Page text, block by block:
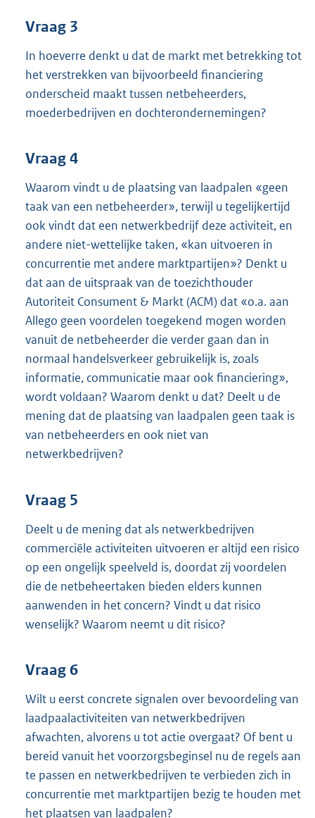
Vraag 3
In hoeverre denkt u dat de markt met betrekking tot
het verstrekken van bijvoorbeeld financiering
onderscheid maakt tussen netbeheerders,
moederbedrijven en dochterondernemingen?
Vraag 4
Waarom vindt u de plaatsing van laadpalen «geen
taak van een netbeheerder», terwijl u tegelijkertijd
ook vindt dat een netwerkbedrijf deze activiteit, en
andere niet-wettelijke taken, «kan uitvoeren in
concurrentie met andere marktpartijen»? Denkt u
dat aan de uitspraak van de toezichthouder
Autoriteit Consument & Markt (ACM) dat «o.a. aan
Allego geen voordelen toegekend mogen worden
vanuit de netbeheerder die verder gaan dan in
normaal handelsverkeer gebruikelijk is, zoals
informatie, communicatie maar ook financiering»,
wordt voldaan? Waarom denkt u dat? Deelt u de
mening dat de plaatsing van laadpalen geen taak is
van netbeheerders en ook niet van
netwerkbedrijven?
Vraag 5
Deelt u de mening dat als netwerkbedrijven
commerciële activiteiten uitvoeren er altijd een risico
op een ongelijk speelveld is, doordat zij voordelen
die de netbeheertaken bieden elders kunnen
aanwenden in het concern? Vindt u dat risico
wenselijk? Waarom neemt u dit risico?
Vraag 6
Wilt u eerst concrete signalen over bevoordeling van
laadpaalactiviteiten van netwerkbedrijven
afwachten, alvorens u tot actie overgaat? Of bent u
bereid vanuit het voorzorgsbeginsel nu de regels aan
te passen en netwerkbedrijven te verbieden zich in
concurrentie met marktpartijen bezig te houden met
het plaatsen van laadpalen?